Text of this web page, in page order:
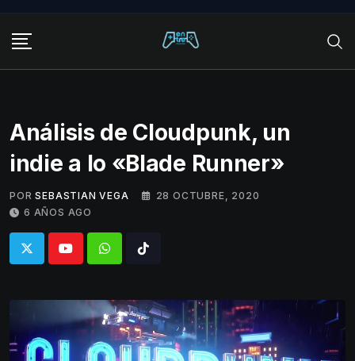
content
Análisis de Cloudpunk, un
indie a lo «Blade Runner»
POR SEBASTIAN VEGA
28 OCTUBRE, 2020
6 AÑOS AGO
WhatsappTiktok